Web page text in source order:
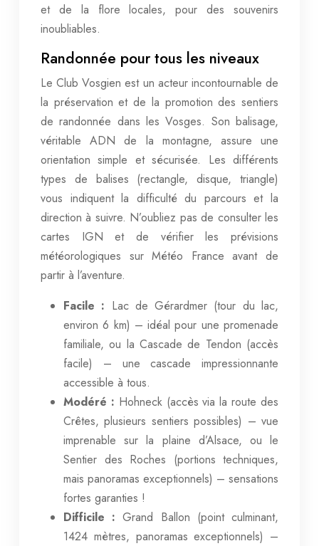
et de la flore locales, pour des souvenirs
inoubliables.
Randonnée pour tous les niveaux
Le Club Vosgien est un acteur incontournable de
la préservation et de la promotion des sentiers
de randonnée dans les Vosges. Son balisage,
véritable ADN de la montagne, assure une
orientation simple et sécurisée. Les différents
types de balises (rectangle, disque, triangle)
vous indiquent la difficulté du parcours et la
direction à suivre. N’oubliez pas de consulter les
cartes IGN et de vérifier les prévisions
météorologiques sur Météo France avant de
partir à l’aventure.
Facile : Lac de Gérardmer (tour du lac,
environ 6 km) – idéal pour une promenade
familiale, ou la Cascade de Tendon (accès
facile) – une cascade impressionnante
accessible à tous.
Modéré : Hohneck (accès via la route des
Crêtes, plusieurs sentiers possibles) – vue
imprenable sur la plaine d’Alsace, ou le
Sentier des Roches (portions techniques,
mais panoramas exceptionnels) – sensations
fortes garanties !
Difficile :Grand Ballon (point culminant,
1424 mètres, panoramas exceptionnels) –